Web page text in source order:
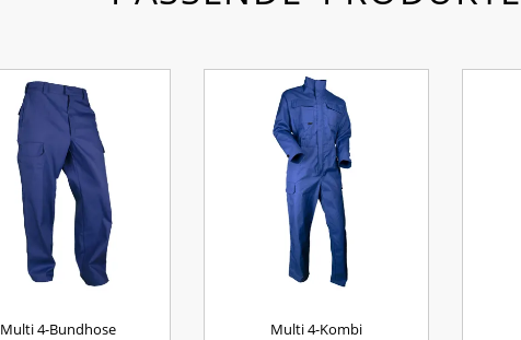
Multi 4-Bundhose
Multi 4-Kombi